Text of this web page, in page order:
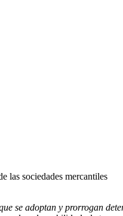
las sociedades mercantiles
se adoptan y prorrogan